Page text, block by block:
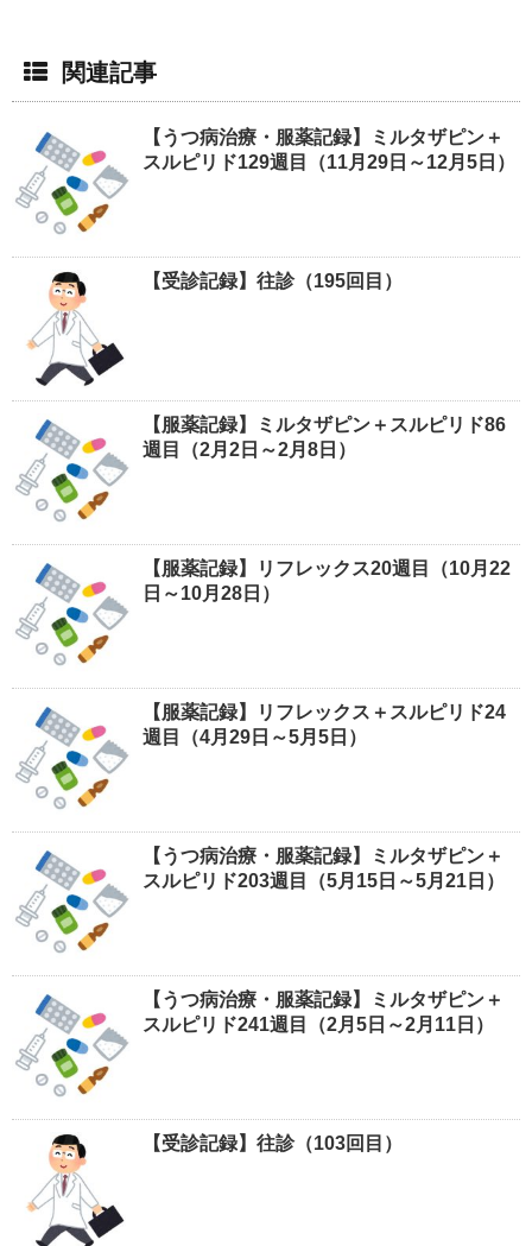
関連記事
【うつ病治療・服薬記録】ミルタザピン＋
スルピリド129週目（11月29日～12月5日）
【受診記録】往診（195回目）
【服薬記録】ミルタザピン＋スルピリド86
週目（2月2日～2月8日）
【服薬記録】リフレックス20週目（10月22
日～10月28日）
【服薬記録】リフレックス＋スルピリド24
週目（4月29日～5月5日）
【うつ病治療・服薬記録】ミルタザピン＋
スルピリド203週目（5月15日～5月21日）
【うつ病治療・服薬記録】ミルタザピン＋
スルピリド241週目（2月5日～2月11日）
【受診記録】往診（103回目）